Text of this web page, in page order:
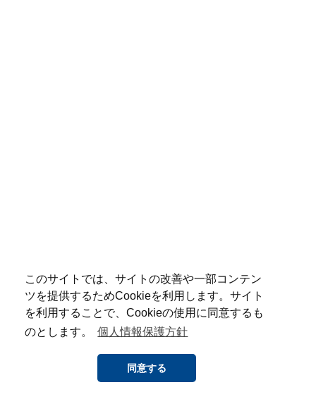
このサイトでは、サイトの改善や一部コンテン
ツを提供するためCookieを利用します。サイト
を利用することで、Cookieの使用に同意するも
のとします。
個人情報保護方針
同意する